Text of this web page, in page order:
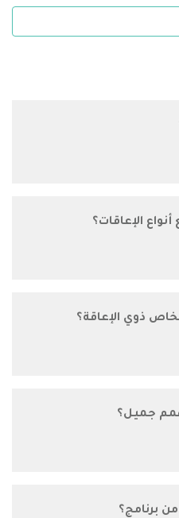
الإعاقات؟
ذوي الإعاقة؟
جميل؟
برنامج؟